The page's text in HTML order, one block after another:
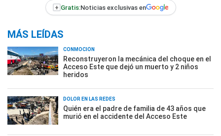
+ Gratis:Noticias exclusivas en
MÁS LEÍDAS
CONMOCIÓN
Reconstruyeron la mecánica del choque en el
Acceso Este que dejó un muerto y 2 niños
heridos
DOLOR EN LAS REDES
Quién era el padre de familia de 43 años que
murió en el accidente del Acceso Este